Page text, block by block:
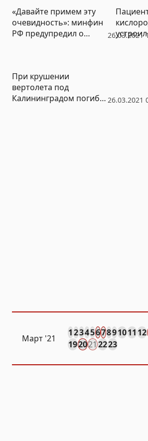
26.03.2021
«Давайте примем эту
очевидность»: минфин
РФ предупредил о
26.03.2021
При крушении
вертолета под
Калининградом погиб
Март '21
123456789101112
1920212223